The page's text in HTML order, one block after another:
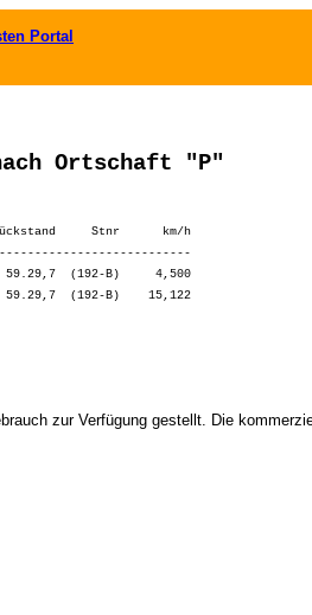
Portal
Ortschaft "P"
Stnr      km/h
(192-B)     4,500
zur Verfügung gestellt. Die